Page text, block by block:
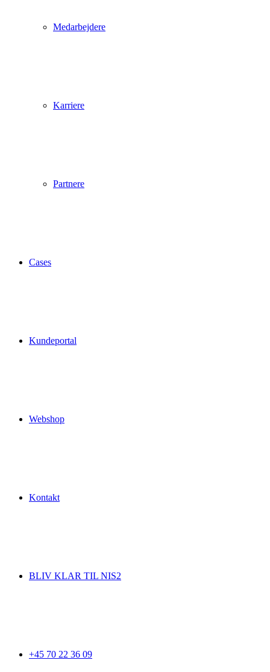
Medarbejdere
Karriere
Partnere
Cases
Kundeportal
Webshop
Kontakt
BLIV KLAR TIL NIS2
+45 70 22 36 09